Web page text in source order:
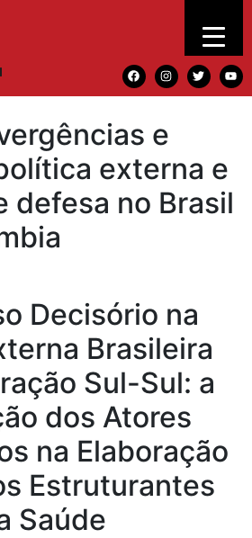
e
externa e
defesa no Brasil
Decisório na
Brasileira
Sul-Sul: a
dos Atores
na Elaboração
Estruturantes
Saúde